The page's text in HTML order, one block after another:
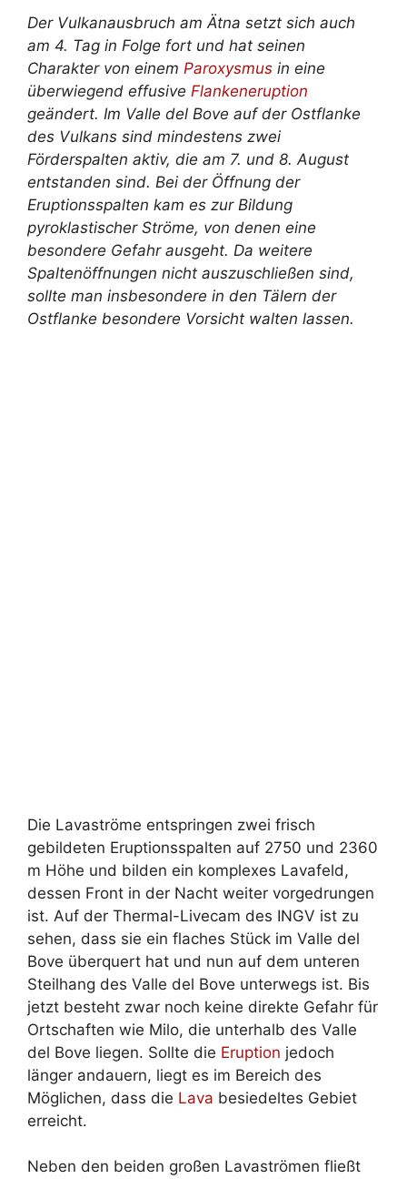
Der Vulkanausbruch am Ätna setzt sich auch
am 4. Tag in Folge fort und hat seinen
Charakter von einem Paroxysmus in eine
überwiegend effusive Flankeneruption
geändert. Im Valle del Bove auf der Ostflanke
des Vulkans sind mindestens zwei
Förderspalten aktiv, die am 7. und 8. August
entstanden sind. Bei der Öffnung der
Eruptionsspalten kam es zur Bildung
pyroklastischer Ströme, von denen eine
besondere Gefahr ausgeht. Da weitere
Spaltenöffnungen nicht auszuschließen sind,
sollte man insbesondere in den Tälern der
Ostflanke besondere Vorsicht walten lassen.
Die Lavaströme entspringen zwei frisch
gebildeten Eruptionsspalten auf 2750 und 2360
m Höhe und bilden ein komplexes Lavafeld,
dessen Front in der Nacht weiter vorgedrungen
ist. Auf der Thermal-Livecam des INGV ist zu
sehen, dass sie ein flaches Stück im Valle del
Bove überquert hat und nun auf dem unteren
Steilhang des Valle del Bove unterwegs ist. Bis
jetzt besteht zwar noch keine direkte Gefahr für
Ortschaften wie Milo, die unterhalb des Valle
del Bove liegen. Sollte die Eruption jedoch
länger andauern, liegt es im Bereich des
Möglichen, dass die Lava besiedeltes Gebiet
erreicht.
Neben den beiden großen Lavaströmen fließt